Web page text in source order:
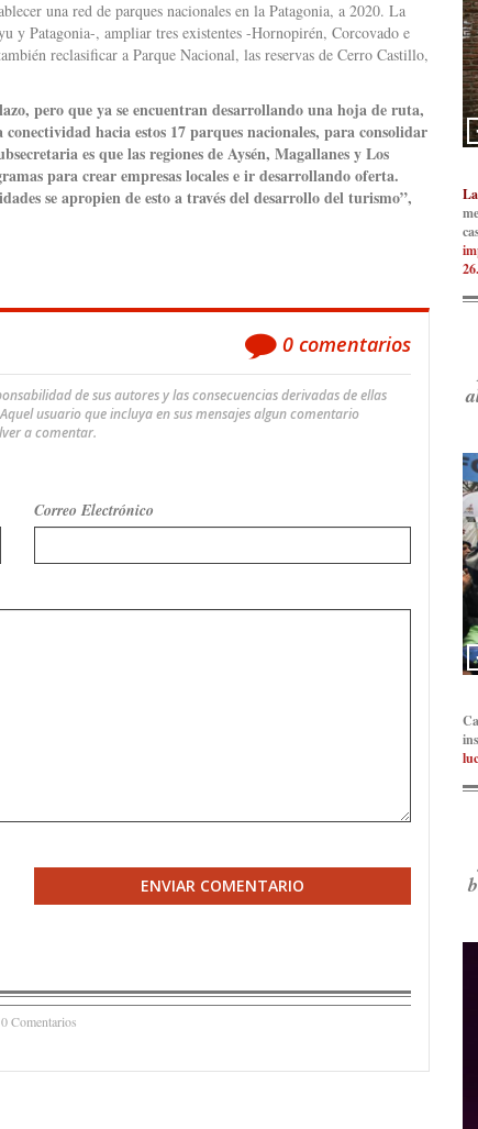
una red de parques nacionales en la Patagonia, a 2020. La
y Patagonia-, ampliar tres existentes -Hornopirén, Corcovado e
reclasificar a Parque Nacional, las reservas de Cerro Castillo,
pero que ya se encuentran desarrollando una hoja de ruta,
hacia estos 17 parques nacionales, para consolidar
es que las regiones de Aysén, Magallanes y Los
para crear empresas locales e ir desarrollando oferta.
se apropien de esto a través del desarrollo del turismo”,
0 comentarios
de sus autores y las consecuencias derivadas de ellas
usuario que incluya en sus mensajes algun comentario
a comentar.
Correo Electrónico
ENVIAR COMENTARIO
Comentarios